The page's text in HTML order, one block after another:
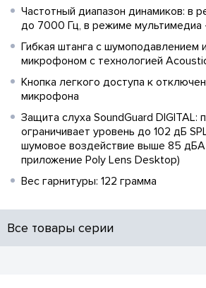
Частотный диапазон динамиков: в
до 7000 Гц, в режиме
Гибкая штанга с шумоподавлением
микрофоном с технологией
Кнопка легкого доступа к
микрофона
Защита слуха SoundGuard DIGITAL:
ограничивает уровень до 102 дБ
шумовое воздействие выше 85 дБА
приложение Poly Lens Desktop)
Вес гарнитуры: 122 грамма
Все товары серии